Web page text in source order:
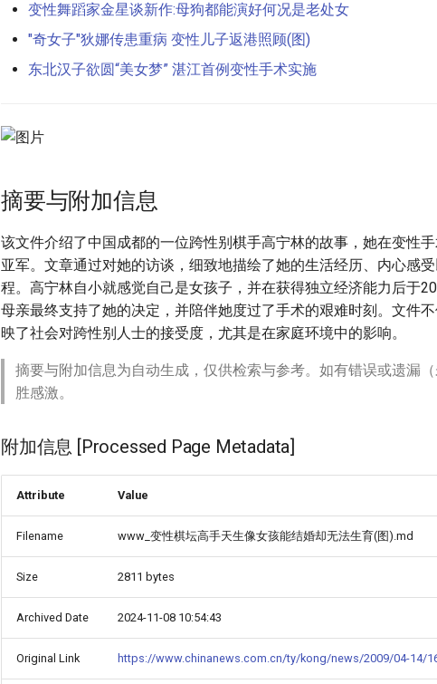
变性舞蹈家金星谈新作:母狗都能演好何况是老处女
"奇女子"狄娜传患重病 变性儿子返港照顾(图)
东北汉子欲圆“美女梦” 湛江首例变性手术实施
摘要与附加信息
该文件介绍了中国成都的一位跨性别棋手高宁林的故事，她在变性
亚军。文章通过对她的访谈，细致地描绘了她的生活经历、内心感
程。高宁林自小就感觉自己是女孩子，并在获得独立经济能力后于
母亲最终支持了她的决定，并陪伴她度过了手术的艰难时刻。文件
映了社会对跨性别人士的接受度，尤其是在家庭环境中的影响。
摘要与附加信息为自动生成，仅供检索与参考。如有错误或遗漏
胜感激。
附加信息 [Processed Page Metadata]
Attribute Value
Filename www_变性棋坛高手天生像女孩能结婚却无法生育(图).md
Size 2811 bytes
Archived Date 2024-11-08 10:54:43
Original Link https://www.chinanews.com.cn/ty/kong/news/2009/04-14/